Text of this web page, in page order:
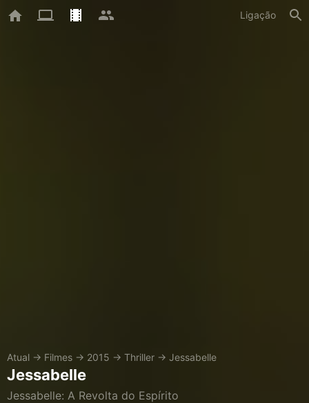
Ligação
Atual → Filmes → 2015 → Thriller → Jessabelle
Jessabelle
Jessabelle: A Revolta do Espírito